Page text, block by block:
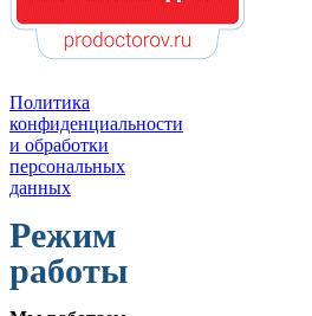
Политика
конфиденциальности
и обработки
персональных
данных
Режим
работы